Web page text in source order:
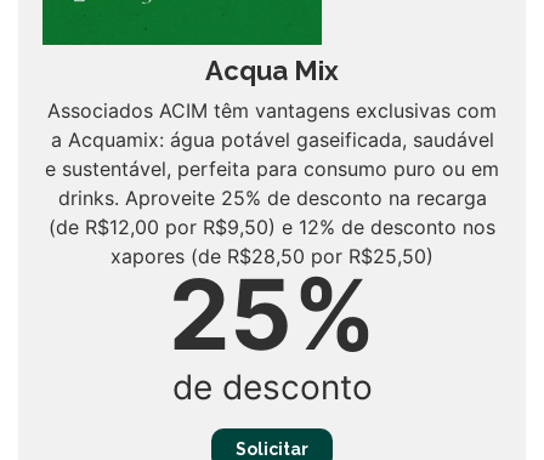
Acqua Mix
Associados ACIM têm vantagens exclusivas com
a Acquamix: água potável gaseificada, saudável
e sustentável, perfeita para consumo puro ou em
drinks. Aproveite 25% de desconto na recarga
(de R$12,00 por R$9,50) e 12% de desconto nos
xapores (de R$28,50 por R$25,50)
25%
de desconto
Solicitar